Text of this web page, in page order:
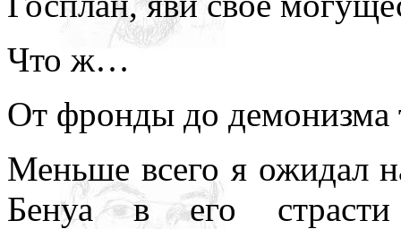
Что ж…
От фронды до демонизма
Меньше всего я ожидал
Бенуа в его